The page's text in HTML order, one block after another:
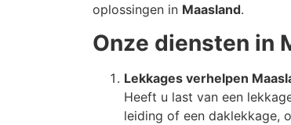
oplossingen in Maasland.
Onze diensten in
Lekkages verhelpen
Heeft u last van een
leiding of een daklekkage,